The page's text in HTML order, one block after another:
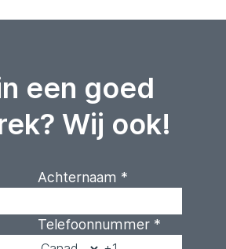
een goed
Wij ook!
Achternaam *
Telefoonnummer *